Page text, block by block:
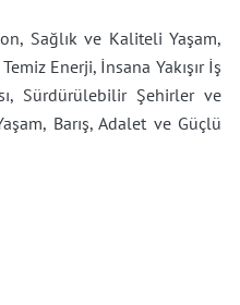
Sağlık ve Kaliteli Yaşam,
Enerji, İnsana Yakışır İş
Sürdürülebilir Şehirler ve
Barış, Adalet ve Güçlü